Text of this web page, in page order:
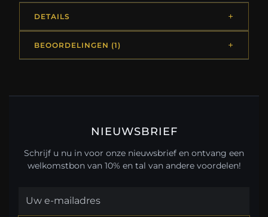
DETAILS
BEOORDELINGEN (1)
NIEUWSBRIEF
Schrijf u nu in voor onze nieuwsbrief en ontvang een
welkomstbon van 10% en tal van andere voordelen!